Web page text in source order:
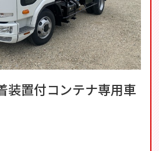
装置付コンテナ専用車